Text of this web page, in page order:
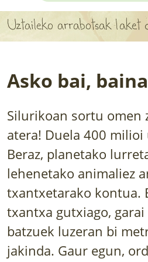
APARTEN MAPA
LURRERAKO BIDE
HASI NAHI AL DUZU?
BIZI BARATZEA
SENDABELARRAK
ETXEKO LANDAREAK
LANDAREPEDIA
ALBISTEAK
Uztaileko arrabotsak laket
Asko bai,
Silurikoan sortu omen
atera! Duela 400
Beraz, planetako
lehenetako animaliez
txantxetarako kontua.
txantxa gutxiago,
batzuek luzeran bi
jakinda. Gaur egun,